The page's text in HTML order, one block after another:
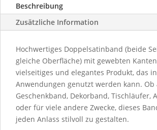
Beschreibung
Zusätzliche Information
Hochwertiges Doppelsatinband (beide
gleiche Oberfläche) mit gewebten
vielseitiges und elegantes Produkt, das
Anwendungen genutzt werden kann. Ob
Geschenkband, Dekorband, Tischläufer,
oder für viele andere Zwecke, dieses
jeden Anlass stilvoll zu gestalten.